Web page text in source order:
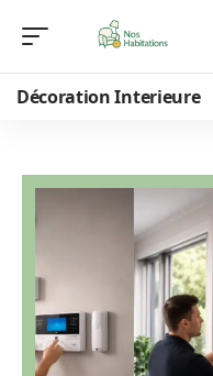
Décoration Interieure